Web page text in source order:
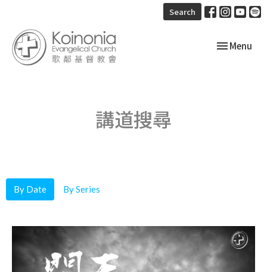
Search
Toggle
Menu
講道搜尋
By Date By Series